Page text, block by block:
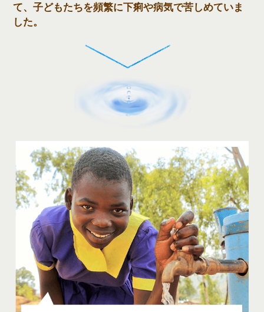
て、子どもたちを頻繁に下痢や病気で苦しめていま
した。